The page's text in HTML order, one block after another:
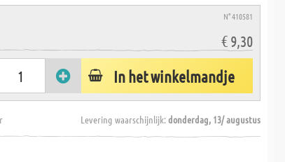
N° 410581
€ 9,30
In het winkelmandje
Levering waarschijnlijk:donderdag, 13/ augustus